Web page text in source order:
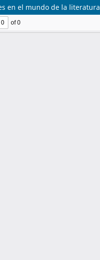
en el mundo de la literatura